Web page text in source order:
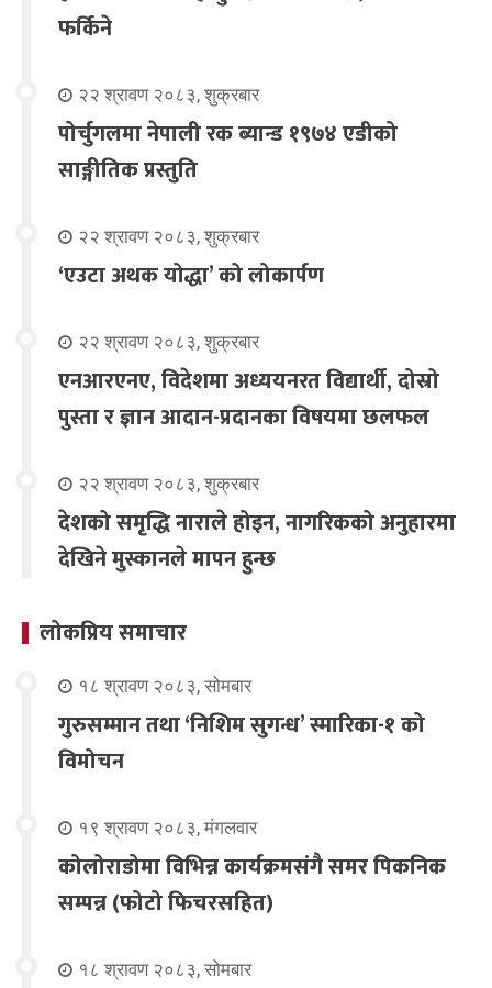
फर्किने
२२ श्रावण २०८३, शुक्रबार
पोर्चुगलमा नेपाली रक ब्यान्ड १९७४ एडीको
साङ्गीतिक प्रस्तुति
२२ श्रावण २०८३, शुक्रबार
‘एउटा अथक योद्धा’ को लोकार्पण
२२ श्रावण २०८३, शुक्रबार
एनआरएनए, विदेशमा अध्ययनरत विद्यार्थी, दोस्रो
पुस्ता र ज्ञान आदान-प्रदानका विषयमा छलफल
२२ श्रावण २०८३, शुक्रबार
देशको समृद्धि नाराले होइन, नागरिकको अनुहारमा
देखिने मुस्कानले मापन हुन्छ
लोकप्रिय समाचार
१८ श्रावण २०८३, सोमबार
गुरुसम्मान तथा ‘निशिम सुगन्ध’ स्मारिका-१ को
विमोचन
१९ श्रावण २०८३, मंगलवार
कोलोराडोमा विभिन्न कार्यक्रमसंगै समर पिकनिक
सम्पन्न (फोटो फिचरसहित)
१८ श्रावण २०८३, सोमबार